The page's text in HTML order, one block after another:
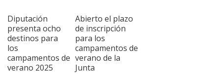
Diputación
presenta ocho
destinos para
los
campamentos de
verano 2025
Abierto el plazo
de inscripción
para los
campamentos de
verano de la
Junta